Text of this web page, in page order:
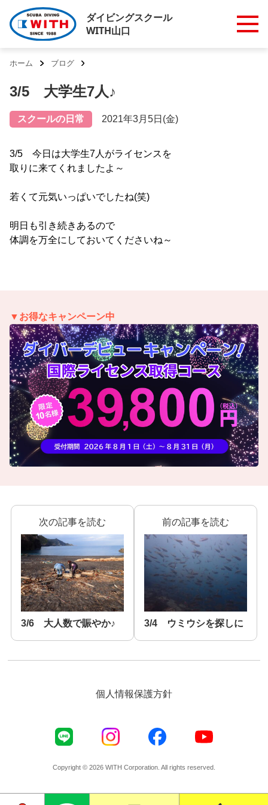
ダイビングスクール
WITH山口
ホーム ブログ
3/5 大学生7人♪
スクールの日常 2021年3月5日(金)
3/5 今日は大学生7人がライセンスを
取りに来てくれましたよ～
若くて元気いっぱいでしたね(笑)
明日も引き続きあるので
体調を万全にしておいてくださいね～
▼お得なキャンペーン中
次の記事を読む
3/6 大人数で賑やか♪
前の記事を読む
3/4 ウミウシを探しに
個人情報保護方針
Copyright © 2026 WITH Corporation. All rights reserved.